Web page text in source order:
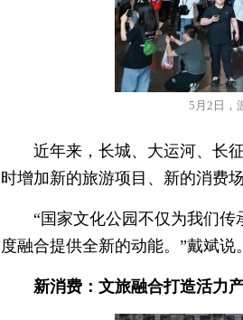
5月2日，
近年来，长城、大运河、长
时增加新的旅游项目、新的消费场
“国家文化公园不仅为我们
度融合提供全新的动能。”戴斌说。
新消费：文旅融合打造活力